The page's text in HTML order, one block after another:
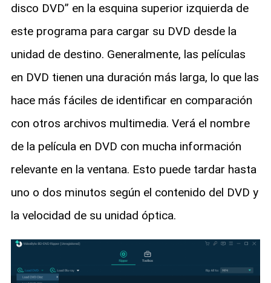
disco DVD” en la esquina superior izquierda de
este programa para cargar su DVD desde la
unidad de destino. Generalmente, las películas
en DVD tienen una duración más larga, lo que las
hace más fáciles de identificar en comparación
con otros archivos multimedia. Verá el nombre
de la película en DVD con mucha información
relevante en la ventana. Esto puede tardar hasta
uno o dos minutos según el contenido del DVD y
la velocidad de su unidad óptica.